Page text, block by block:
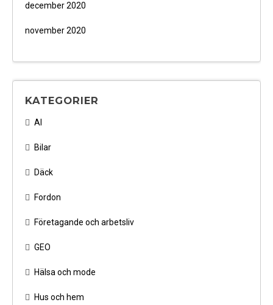
december 2020
november 2020
KATEGORIER
AI
Bilar
Däck
Fordon
Företagande och arbetsliv
GEO
Hälsa och mode
Hus och hem